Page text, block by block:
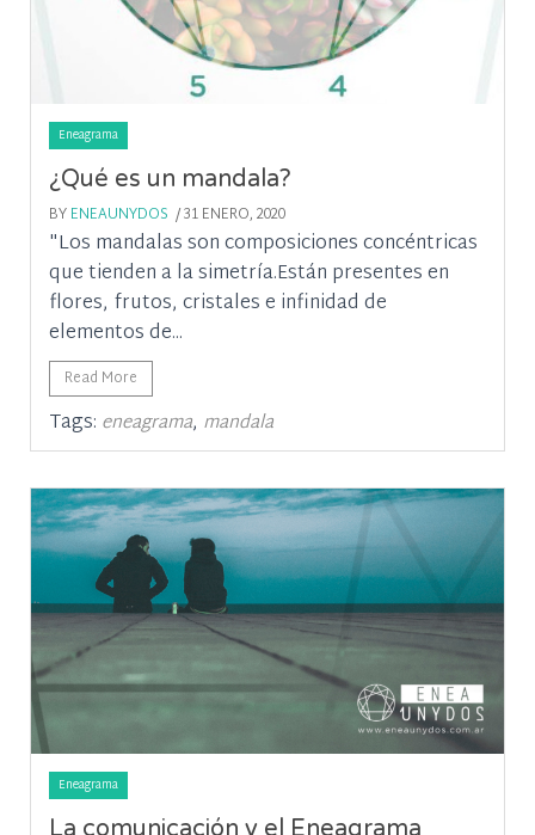
Eneagrama
¿Qué es un mandala?
BYENEAUNYDOS / 31 ENERO, 2020
"Los mandalas son composiciones concéntricas
que tienden a la simetría.Están presentes en
flores, frutos, cristales e infinidad de
elementos de...
Read More
Tags: eneagrama, mandala
Eneagrama
La comunicación y el Eneagrama